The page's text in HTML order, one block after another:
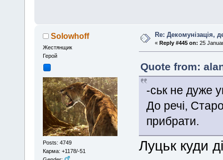
Solowhoff
Жестянщик
Герой
Posts: 4749
Карма: +1178/-51
Re: Декомунізація,
«Reply #445 on: 25
Quote from:
-ськ не дуже
До речі,
прибрати.
Луцьк куди